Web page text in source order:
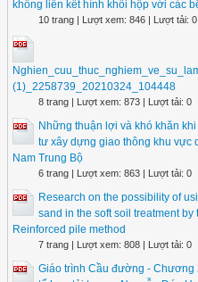
không liên kết hình khối hộp với các
10 trang | Lượt xem: 846 | Lượt tải: 0
(1)_2258739_20210324_104448
8 trang | Lượt xem: 873 | Lượt tải: 0
Những thuận lợi và khó khăn
tư xây dựng giao thông khu vực
Nam Trung Bộ
6 trang | Lượt xem: 863 | Lượt tải: 0
Research on the possibility of
sand in the soft soil treatment by
Reinforced pile method
7 trang | Lượt xem: 808 | Lượt tải: 0
Giáo trình Cầu đường - Chương